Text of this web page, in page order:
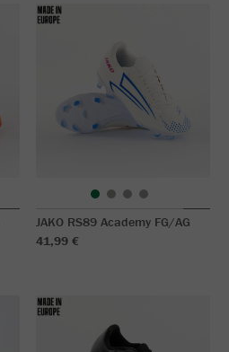
JAKO RS89 Academy FG/AG
41,99 €